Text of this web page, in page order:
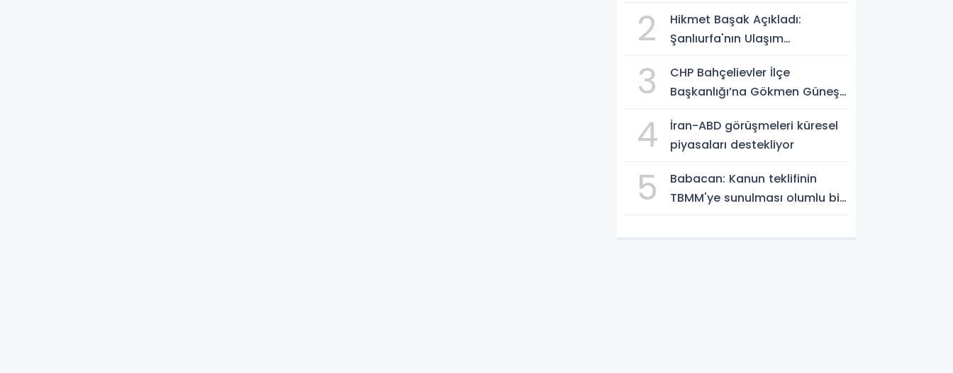
2
Hikmet Başak Açıkladı:
Şanlıurfa'nın Ulaşım
3
CHP Bahçelievler İlçe
Başkanlığı’na Gökmen Güneş
4
İran-ABD görüşmeleri küresel
piyasaları destekliyor
5
Babacan: Kanun teklifinin
TBMM'ye sunulması olumlu bir